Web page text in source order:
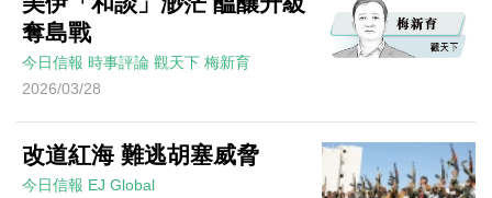
奪島戰
今日信報 時事評論 觀天下 梅新育
2026/03/28
改道紅海 難逃胡塞威脅
今日信報 EJ Global